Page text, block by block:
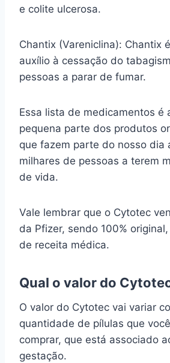
e colite ulcerosa.
Chantix (Vareniclina): Chantix
auxílio à cessação do
pessoas a parar de fumar.
Essa lista de medicamentos é
pequena parte dos produtos
que fazem parte do nosso dia
milhares de pessoas a terem
de vida.
Vale lembrar que o Cytotec
da Pfizer, sendo 100%
de receita médica.
Qual o valor do
O valor do Cytotec vai variar
quantidade de pílulas que
comprar, que está associado
gestação.